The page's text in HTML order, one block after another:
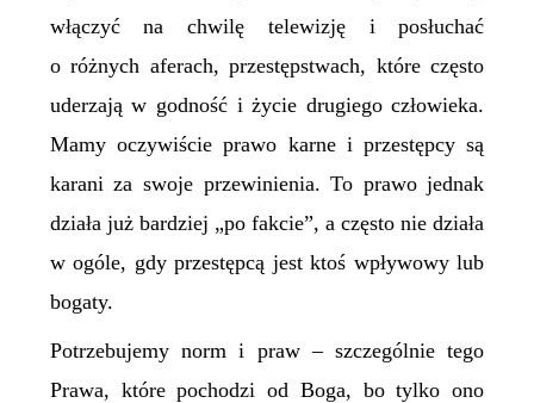
włączyć na chwilę telewizję i posłuchać
o różnych aferach, przestępstwach, które często
uderzają w godność i życie drugiego człowieka.
Mamy oczywiście prawo karne i przestępcy są
karani za swoje przewinienia. To prawo jednak
działa już bardziej „po fakcie”, a często nie działa
w ogóle, gdy przestępcą jest ktoś wpływowy lub
bogaty.
Potrzebujemy norm i praw – szczególnie tego
Prawa, które pochodzi od Boga, bo tylko ono